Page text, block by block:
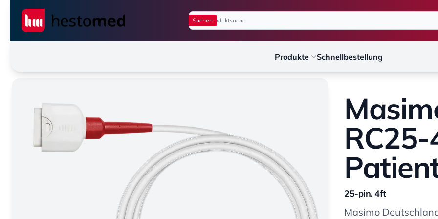
Seiwert GmbH
Produkte Schnellbestellung
25-pin, 4ft
Masimo